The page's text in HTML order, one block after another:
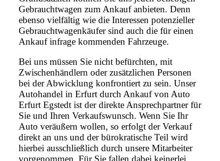
Gebrauchtwagen zum Ankauf anbieten. Denn
ebenso vielfältig wie die Interessen potenzieller
Gebrauchtwagenkäufer sind auch die für einen
Ankauf infrage kommenden Fahrzeuge.
Bei uns müssen Sie nicht befürchten, mit
Zwischenhändlern oder zusätzlichen Personen
bei der Abwicklung konfrontiert zu sein. Unser
Autohandel in Erfurt durch Ankauf von Auto
Erfurt Egstedt ist der direkte Ansprechpartner für
Sie und Ihren Verkaufswunsch. Wenn Sie Ihr
Auto veräußern wollen, so erfolgt der Verkauf
direkt an uns und der bürokratische Teil wird
hierbei ausschließlich durch unsere Mitarbeiter
vorgenommen. Für Sie fallen dabei keinerlei